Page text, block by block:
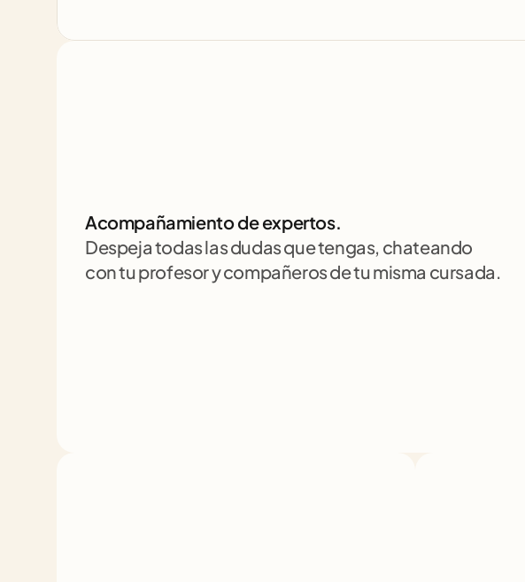
Acompañamiento de expertos.
Despeja todas las dudas que tengas, chateando
con tu profesor y compañeros de tu misma cursada.